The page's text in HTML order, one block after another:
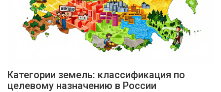
Категории земель: классификация по
целевому назначению в России